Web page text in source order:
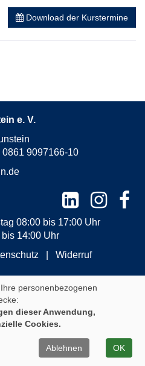
Download der Kurstermine
e. V.
0861 9097166-10
08:00 bis 17:00 Uhr
14:00 Uhr
Widerruf
personenbezogenen
dieser Anwendung,
Cookies.
Ablehnen OK